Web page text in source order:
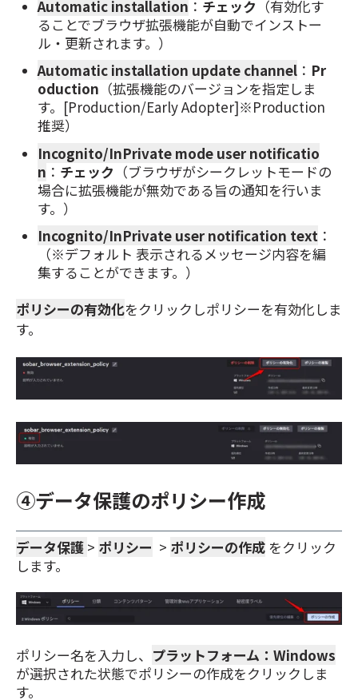
Automatic installation ： チェック （有効化す
ることでブラウザ拡張機能が自動でインストー
ル・更新されます。）
Automatic installation update channel ： Pr
oduction （拡張機能のバージョンを指定しま
す。[Production/Early Adopter]※Production
推奨）
Incognito/InPrivate mode user notificatio
n ： チェック （ブラウザがシークレットモードの
場合に拡張機能が無効である旨の通知を行いま
す。）
Incognito/InPrivate user notification text ：
（※デフォルト 表示されるメッセージ内容を編
集することができます。）
ポリシーの有効化をクリックしポリシーを有効化しま
す。
④データ保護のポリシー作成
データ保護 > ポリシー > ポリシーの作成 をクリック
します。
ポリシー名を入力し、 プラットフォーム：Windows
が選択された状態でポリシーの作成をクリックしま
す。